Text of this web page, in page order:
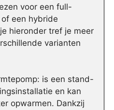
voor een full-
een hybride
hieronder tref je meer
varianten
is een stand-
en kan
opwarmen. Dankzij